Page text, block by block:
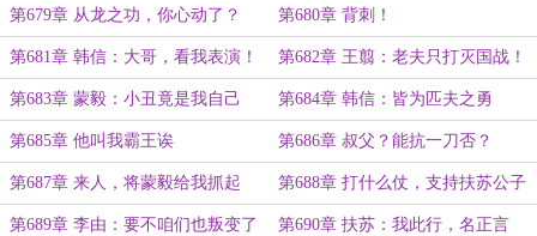
吗？
第679章 从龙之功，你心动了？ 第680章 背刺！
第681章 韩信：大哥，看我表演！ 第682章 王翦：老夫只打灭国战！
第683章 蒙毅：小丑竟是我自己 第684章 韩信：皆为匹夫之勇
第685章 他叫我霸王诶 第686章 叔父？能抗一刀否？
第687章 来人，将蒙毅给我抓起
来！
第688章 打什么仗，支持扶苏公子
去！
第689章 李由：要不咱们也叛变了 第690章 扶苏：我此行，名正言